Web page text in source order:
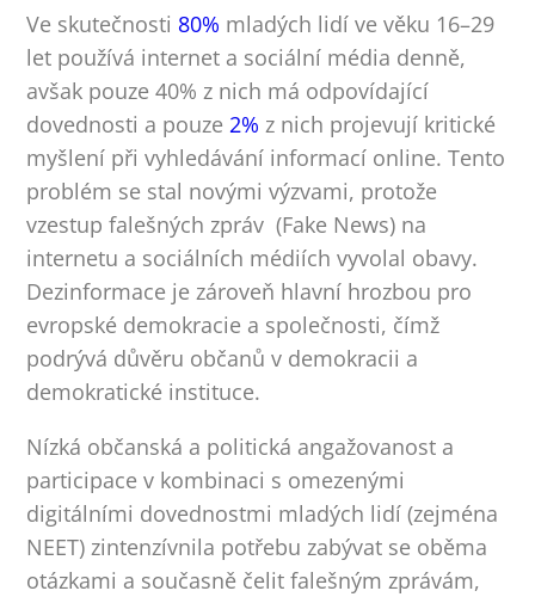
Ve skutečnosti 80% mladých lidí ve věku 16–29
let používá internet a sociální média denně,
avšak pouze 40% z nich má odpovídající
dovednosti a pouze2% z nich projevují kritické
myšlení při vyhledávání informací online. Tento
problém se stal novými výzvami, protože
vzestup falešných zpráv (Fake News) na
internetu a sociálních médiích vyvolal obavy.
Dezinformace je zároveň hlavní hrozbou pro
evropské demokracie a společnosti, čímž
podrývá důvěru občanů v demokracii a
demokratické instituce.
Nízká občanská a politická angažovanost a
participace v kombinaci s omezenými
digitálními dovednostmi mladých lidí (zejména
NEET) zintenzívnila potřebu zabývat se oběma
otázkami a současně čelit falešným zprávám,